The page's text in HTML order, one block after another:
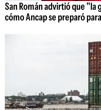
San Román advirtió que
cómo Ancap se preparó